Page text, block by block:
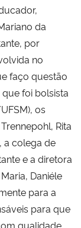
da
por
no
faço questão
foi bolsista
os
Rita
a colega de
e a diretora
Daniéle
para a
para que
qualidade.